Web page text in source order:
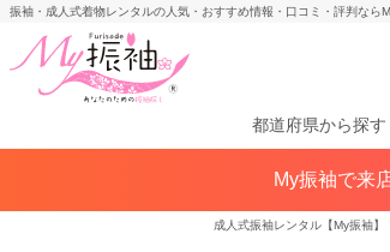
振袖・成人式着物レンタルの人気・おすすめ情報・口コミ・評判なら
都道府県から探す
北海道／東北
北海道(141)
My振袖で来
成人式振袖レンタル【My振袖】